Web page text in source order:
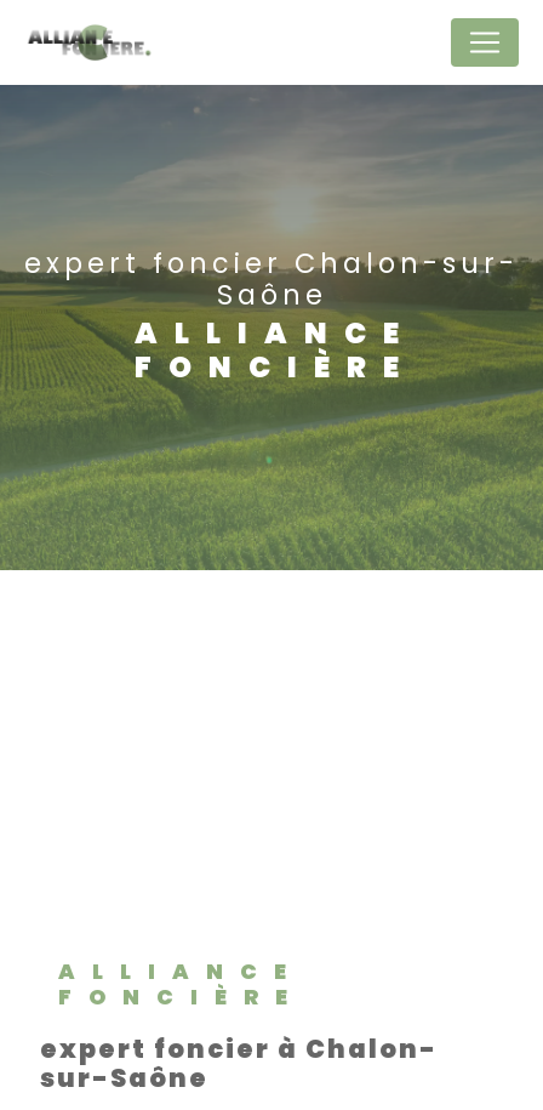
expert foncier Chalon-sur-
Saône
ALLIANCE
FONCIÈRE
ALLIANCE
FONCIÈRE
expert foncier à Chalon-
sur-Saône